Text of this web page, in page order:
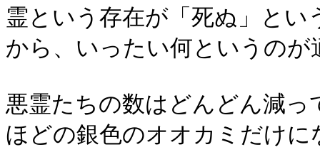
霊という存在が「死ぬ」と
から、いったい何というの
悪霊たちの数はどんどん減
ほどの銀色のオオカミだけに